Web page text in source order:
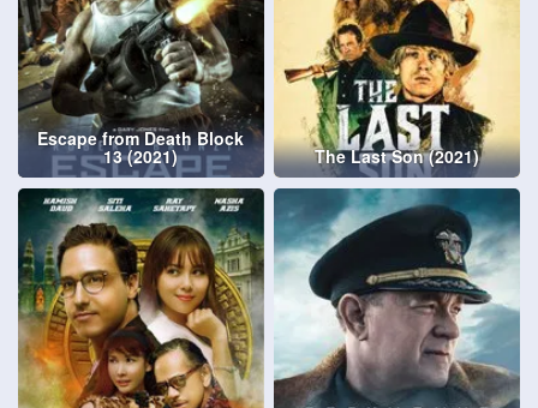
Escape from Death Block
13 (2021) The Last Son (2021)